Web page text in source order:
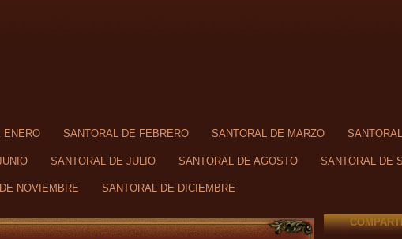
ENERO SANTORAL DE FEBRERO SANTORAL DE MARZO
SANTORAL DE JULIO SANTORAL DE AGOSTO SANTORAL DE
NOVIEMBRE SANTORAL DE DICIEMBRE